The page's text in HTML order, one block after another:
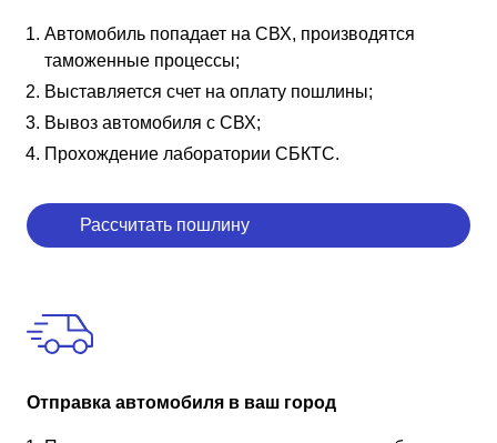
Автомобиль попадает на СВХ, производятся
таможенные процессы;
Выставляется счет на оплату пошлины;
Вывоз автомобиля с СВХ;
Прохождение лаборатории СБКТС.
Рассчитать пошлину
Отправка автомобиля в ваш город